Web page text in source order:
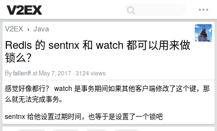
V2EX › Java
Redis 的 sentnx 和 watch 都可以用来做
锁么？
Byfallenffat May 7, 2017 · 3124 views
感觉好像都行？ watch 是事务期间如果其他客户端修改了这个键，那
么就无法完成事务。
sentnx 给他设置过期时间，也等于是设置了一个锁吧